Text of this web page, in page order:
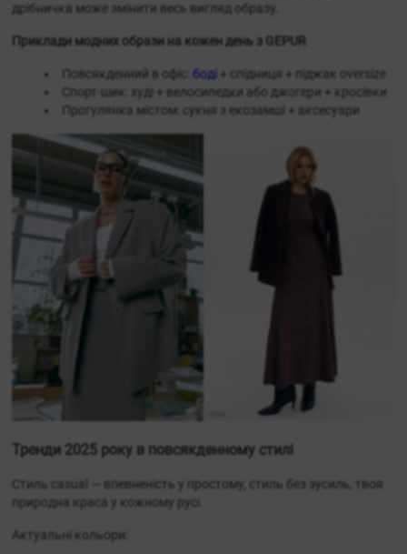
дрібничка може змінити весь вигляд образу.
Приклади модних образи на кожен день з GEPUR
Повсякденний в офіс:боді + спідниця + піджак oversize
Спорт-шик: худі + велосипедки або джогери + кросівки
Прогулянка містом: сукня з екозамші + аксесуари
Тренди 2025 року в повсякденному стилі
Стиль casual — впевненість у простому, стиль без зусиль, твоя
природна краса у кожному русі.
Актуальні кольори: